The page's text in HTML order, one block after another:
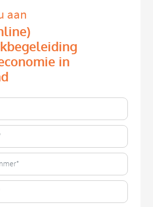
aan
in